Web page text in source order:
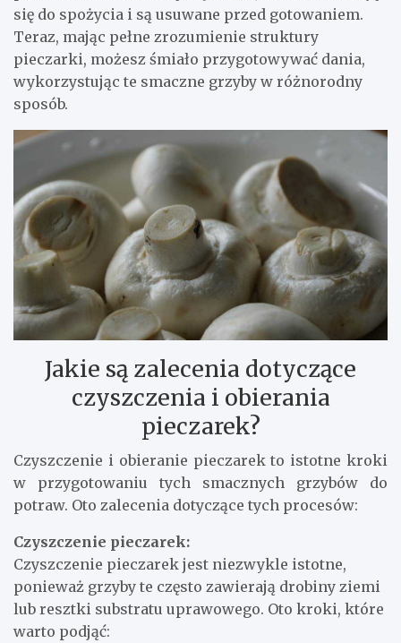
się do spożycia i są usuwane przed gotowaniem.
Teraz, mając pełne zrozumienie struktury
pieczarki, możesz śmiało przygotowywać dania,
wykorzystując te smaczne grzyby w różnorodny
sposób.
Jakie są zalecenia dotyczące
czyszczenia i obierania
pieczarek?
Czyszczenie i obieranie pieczarek to istotne kroki
w przygotowaniu tych smacznych grzybów do
potraw. Oto zalecenia dotyczące tych procesów:
Czyszczenie pieczarek:
Czyszczenie pieczarek jest niezwykle istotne,
ponieważ grzyby te często zawierają drobiny ziemi
lub resztki substratu uprawowego. Oto kroki, które
warto podjąć: